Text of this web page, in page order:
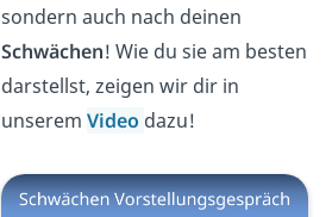
sondern auch nach deinen
Schwächen! Wie du sie am besten
darstellst, zeigen wir dir in
unseremVideo dazu!